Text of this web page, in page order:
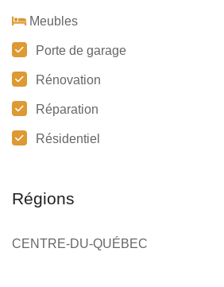
Meubles
Porte de garage
Rénovation
Réparation
Résidentiel
Régions
CENTRE-DU-QUÉBEC